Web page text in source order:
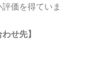
価を得ていま
せ先】